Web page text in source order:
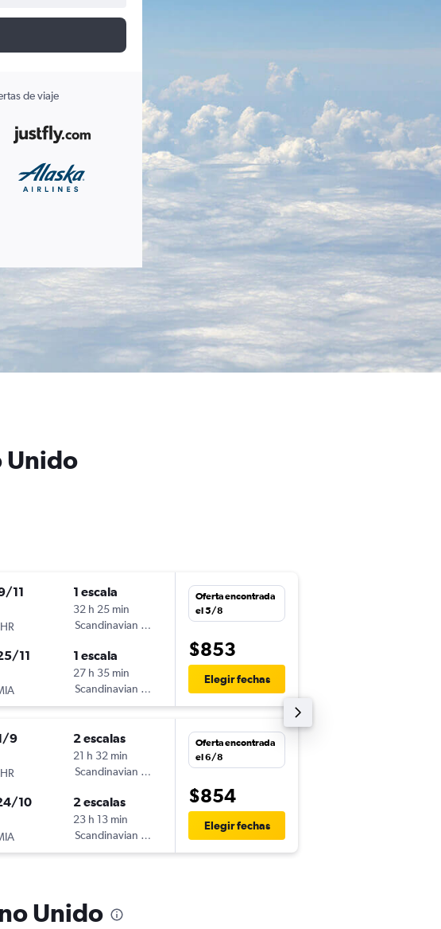
de viaje
Unido
11 1 escala
32 h 25 min
Scandinavian Airlines
11 1 escala
27 h 35 min
Scandinavian Airlines
Oferta encontrada
el 5/8
$853
Elegir fechas
9 2 escalas
21 h 32 min
Scandinavian Airlines
10 2 escalas
23 h 13 min
Scandinavian Airlines
Oferta encontrada
el 6/8
$854
Elegir fechas
Unido